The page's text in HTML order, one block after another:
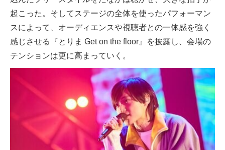
起こった。そしてステージの全体を使ったパフォーマン
スによって、オーディエンスや視聴者との一体感を強く
感じさせる『とりま Get on the floor』を披露し、会場の
テンションは更に高まっていく。